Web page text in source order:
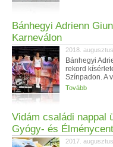
Bánhegyi Adrienn
Karneválon
2018.
Bánhegyi
rekord
Színpadon. A
Tovább
Vidám családi nappal
Gyógy- és
2017.